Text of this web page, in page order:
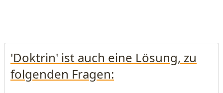
'Doktrin' ist auch eine Lösung, zu
folgenden Fragen: